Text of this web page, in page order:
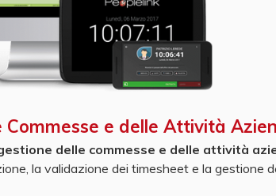
Commesse e delle Attività
delle commesse e delle attività
la validazione dei timesheet e la gestione